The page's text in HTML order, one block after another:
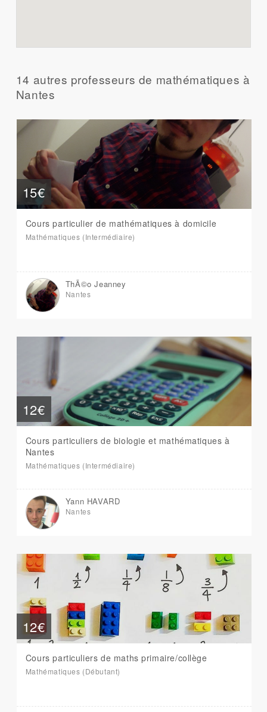
14 autres professeurs de mathématiques à
Nantes
15€
Cours particulier de mathématiques à domicile
Mathématiques (Intermédiaire)
ThÃ©o Jeanney
Nantes
12€
Cours particuliers de biologie et mathématiques à
Nantes
Mathématiques (Intermédiaire)
Yann HAVARD
Nantes
12€
Cours particuliers de maths primaire/collège
Mathématiques (Débutant)